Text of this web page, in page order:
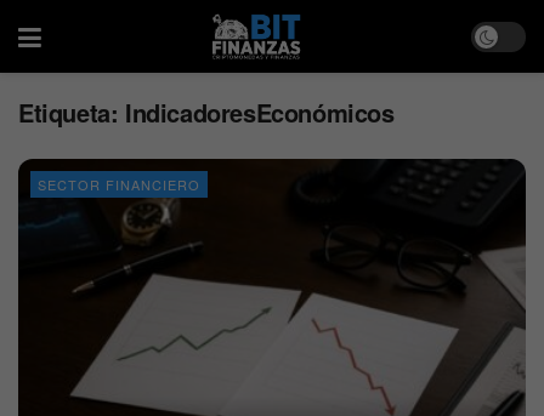
Etiqueta: IndicadoresEconómicos
SECTOR FINANCIERO